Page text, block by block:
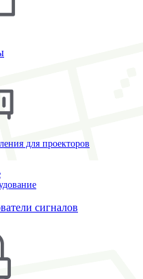
для проекторов
сигналов